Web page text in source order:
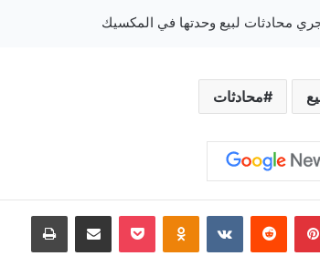
محادثات
بينتيريست ‏Reddit
‏VKontakte
Odnoklassniki
‫Pocket مشاركة عبر البريد طباعة